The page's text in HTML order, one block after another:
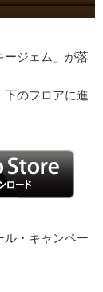
ージェム」が落
下のフロアに進
・キャンペー